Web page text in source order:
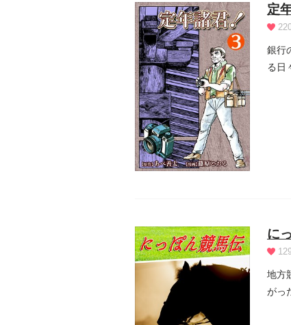
定
銀行
る日
に
地方
がっ